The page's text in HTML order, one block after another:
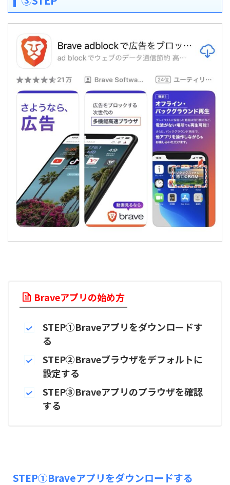
Braveアプリの始め方
STEP①Braveアプリをダウンロードす
る
STEP②Braveブラウザをデフォルトに
設定する
STEP③Braveアプリのプラウザを確認
する
STEP①Braveアプリをダウンロードする